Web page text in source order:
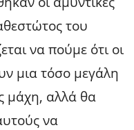
του
να πούμε ότι οι
μια τόσο μεγάλη
μάχη, αλλά θα
να